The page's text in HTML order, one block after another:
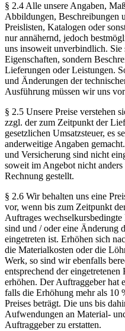
§ 2.4 Alle unsere Angaben,
Abbildungen, Beschreibungen
Preislisten, Katalogen oder
nur annähernd, jedoch
uns insoweit unverbindlich. Sie
Eigenschaften, sondern
Lieferungen oder Leistungen.
und Änderungen der
Ausführung müssen wir uns
§ 2.5 Unsere Preise verstehen
zzgl. der zum Zeitpunkt der
gesetzlichen Umsatzsteuer, es
anderweitige Angaben
und Versicherung sind nicht
soweit im Angebot nicht
Rechnung gestellt.
§ 2.6 Wir behalten uns eine
vor, wenn bis zum Zeitpunkt
Auftrages wechselkursbedingte
sind und / oder eine Änderung
eingetreten ist. Erhöhen sich
die Materialkosten oder die
Werk, so sind wir ebenfalls
entsprechend der eingetretenen
erhöhen. Der Auftraggeber hat
falls die Erhöhung mehr als 10
Preises beträgt. Die uns bis
Aufwendungen an Material-
Auftraggeber zu erstatten.